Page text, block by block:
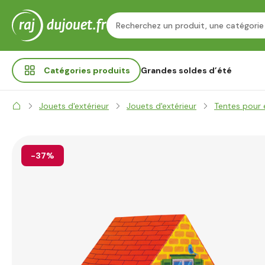
Catégories produits Grandes soldes d’été
Jouets d'extérieur Jouets d'extérieur Tentes pour
-37%